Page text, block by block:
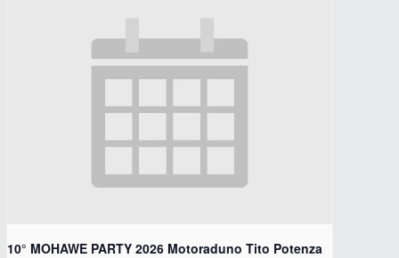
10° MOHAWE PARTY 2026 Motoraduno Tito Potenza